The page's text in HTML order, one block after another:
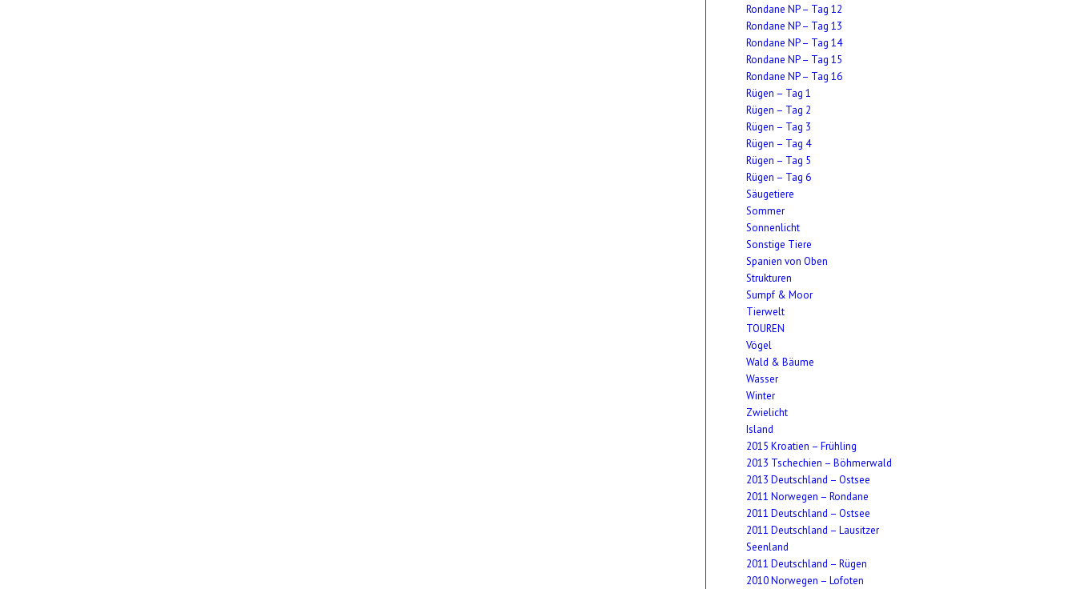
Rondane NP – Tag 12
Rondane NP – Tag 13
Rondane NP – Tag 14
Rondane NP – Tag 15
Rondane NP – Tag 16
Rügen – Tag 1
Rügen – Tag 2
Rügen – Tag 3
Rügen – Tag 4
Rügen – Tag 5
Rügen – Tag 6
Säugetiere
Sommer
Sonnenlicht
Sonstige Tiere
Spanien von Oben
Strukturen
Sumpf & Moor
Tierwelt
TOUREN
Vögel
Wald & Bäume
Wasser
Winter
Zwielicht
Island
2015 Kroatien – Frühling
2013 Tschechien – Böhmerwald
2013 Deutschland – Ostsee
2011 Norwegen – Rondane
2011 Deutschland – Ostsee
2011 Deutschland – Lausitzer
Seenland
2011 Deutschland – Rügen
2010 Norwegen – Lofoten